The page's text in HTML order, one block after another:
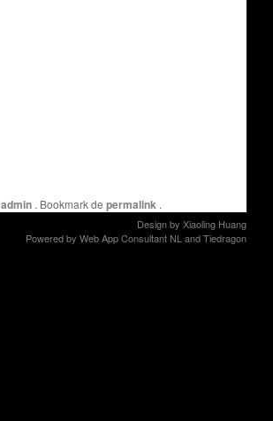
admin . Bookmark de permalink .
Design by Xiaoling Huang
Powered by Web App Consultant NL andTiedragon